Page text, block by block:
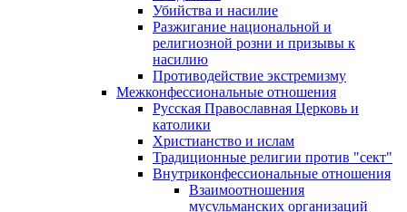
Убийства и насилие
Разжигание национальной и
религиозной розни и призывы к
насилию
Противодействие экстремизму
Межконфессиональные отношения
Русская Православная Церковь и
католики
Христианство и ислам
Традиционные религии против "сект"
Внутриконфессиональные отношения
Взаимоотношения
мусульманских организаций